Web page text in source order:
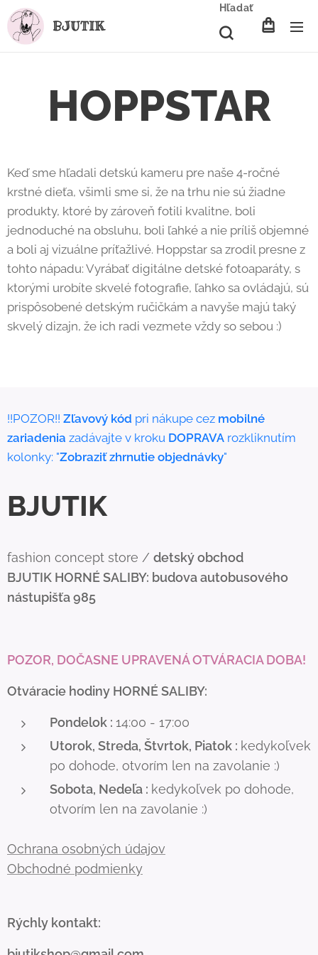
BJUTIK
Hľadať
HOPPSTAR
Keď sme hľadali detskú kameru pre naše 4-ročné
krstné dieťa, všimli sme si, že na trhu nie sú žiadne
produkty, ktoré by zároveň fotili kvalitne, boli
jednoduché na obsluhu, boli ľahké a nie príliš objemné
a boli aj vizuálne príťažlivé. Hoppstar sa zrodil presne z
tohto nápadu: Vyrábať digitálne detské fotoaparáty, s
ktorými urobíte skvelé fotografie, ľahko sa ovládajú, sú
prispôsobené detským ručičkám a navyše majú taký
skvelý dizajn, že ich radi vezmete vždy so sebou :)
!!POZOR!! Zľavový kód pri nákupe cez mobilné
zariadenia zadávajte v kroku DOPRAVA rozkliknutím
kolonky: "Zobraziť zhrnutie objednávky"
BJUTIK
fashion concept store / detský obchod
BJUTIK HORNÉ SALIBY: budova autobusového
nástupišťa 985
POZOR, DOČASNE UPRAVENÁ OTVÁRACIA DOBA!
Otváracie hodiny HORNÉ SALIBY:
Pondelok : 14:00 - 17:00
Utorok, Streda, Štvrtok, Piatok : kedykoľvek
po dohode, otvorím len na zavolanie :)
Sobota, Nedeľa : kedykoľvek po dohode,
otvorím len na zavolanie :)
Ochrana osobných údajov
Obchodné podmienky
Rýchly kontakt: